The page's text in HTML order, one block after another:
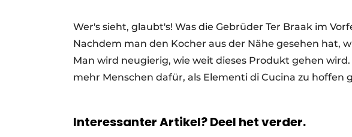
Wer's sieht, glaubt's! Was die Gebrüder Ter Braak im
Nachdem man den Kocher aus der Nähe gesehen hat,
Man wird neugierig, wie weit dieses Produkt gehen
mehr Menschen dafür, als Elementi di Cucina zu hoffen
Interessanter Artikel? Deel het verder.